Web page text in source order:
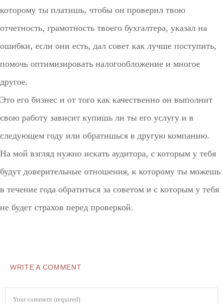
которому ты платишь, чтобы он проверил твою
отчетность, грамотность твоего бухгалтера, указал на
ошибки, если они есть, дал совет как лучше поступить,
помочь оптимизировать налогообложение и многое
другое.
Это его бизнес и от того как качественно он выполнит
свою работу зависит купишь ли ты его услугу и в
следующем году или обратишься в другую компанию.
На мой взгляд нужно искать аудитора, с которым у тебя
будут доверительные отношения, к которому ты можешь
в течение года обратиться за советом и с которым у тебя
не будет страхов перед проверкой.
WRITE A COMMENT